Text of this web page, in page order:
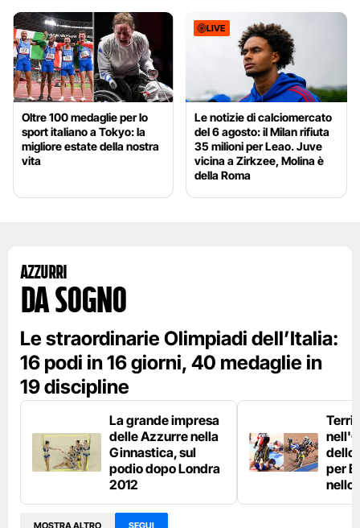
Oltre 100 medaglie per lo
sport italiano a Tokyo: la
migliore estate della nostra
vita
LIVE
Le notizie di calciomercato
del 6 agosto: il Milan rifiuta
35 milioni per Leao. Juve
vicina a Zirkzee, Molina è
della Roma
Azzurri
da sogno
Le straordinarie Olimpiadi dell’Italia:
16 podi in 16 giorni, 40 medaglie in
19 discipline
La grande impresa
delle Azzurre nella
Ginnastica, sul
podio dopo Londra
2012
dello
per
nello
MOSTRA ALTRO SEGUI